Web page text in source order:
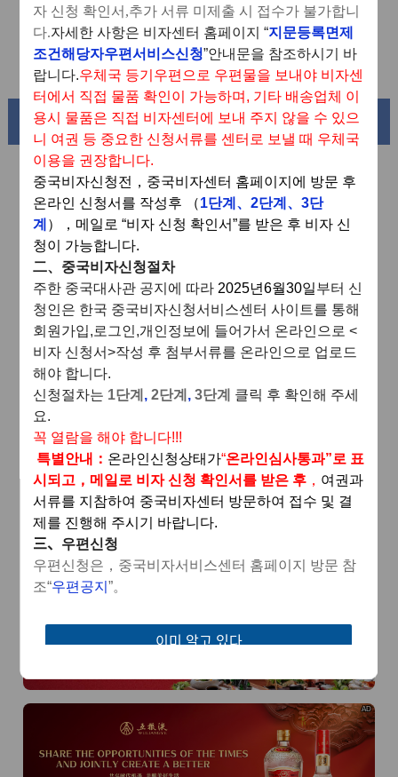
자료 다운로드
자주 묻는 질문
아름다운 중국
China
Basin and its 18,000 kilometers of
Splendid South China
he Yellow River Basin
AD
자 신청 확인서 ,추가 서류 미제출 시 접수가 불가합니
다.자세한 사항은 비자센터 홈페이지 “지문등록면제
조건해당자우편서비스신청”안내문을 참조하시기
바
랍니다.우체국 등기우편으로 우편물을 보내야 비자센
터에서 직접 물품 확인이 가능하며 , 기타 배송업체 이
용시 물품은 직접 비자센터에 보내 주지 않을 수 있으
니 여권 등 중요한 신청서류를 센터로 보낼 때 우체국
이용을 권장합니다.
중국비자신청전 ， 중국비자센터 홈페이지에 방문 후
온라인 신청서를 작성후
（1단계 、2단계 、3단
계 ）， 메일로“비자 신청 확인서”를 받은 후 비자 신
청이 가능합니다.
二、 중국비자신청절차
주한 중국대사관 공지에 따라 2025년6월30일부터 신
청인은 한국 중국비자신청서비스센터 사이트를 통해
회원가입, 로그인,개인정보에 들어가서 온라인으로 <
비자 신청서>작성 후 첨부서류를 온라인으로 업로드
해야 합니다.
신청절차는 1단계 ,2단계 ,3단계 클릭 후 확인해 주세
요.
꼭 열람을 해야 합니다!!!
특별안내 ： 온라인신청상태가“온라인심사통과”로 표
시되고 ， 메일로 비자 신청 확인서를 받은 후 ， 여권과
서류를 지참하여 중국비자센터 방문하여 접수 및 결
제를 진행해 주시기 바랍니다.
三、 우편신청
우편신청은 ， 중국비자서비스센터 홈페이지 방문 참
조“우편공지”。
이미 알고 있다
보기로 이동